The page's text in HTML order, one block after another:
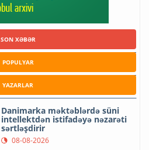
SON XƏBƏR
POPULYAR
YAZARLAR
Danimarka məktəblərdə süni
intellektdən istifadəyə nəzarəti
sərtləşdirir
08-08-2026